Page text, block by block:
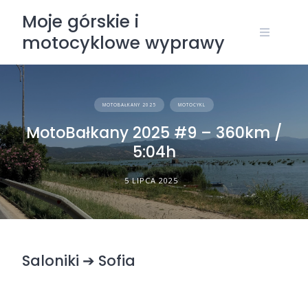
content
Moje górskie i
motocyklowe wyprawy
MOTOBAŁKANY 2025 MOTOCYKL
MotoBałkany 2025 #9 – 360km /
5:04h
5 LIPCA 2025
Saloniki ➔ Sofia